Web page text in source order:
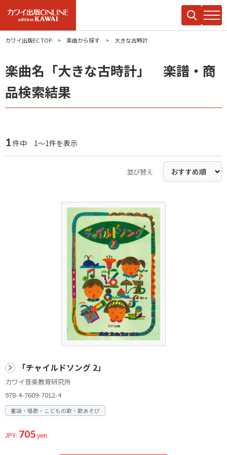
カワイ出版EC TOP 楽曲から探す 大きな古時計
楽曲名「大きな古時計」 楽譜・商
品検索結果
1 件中 1～1件を表示
並び替え
「チャイルドソング 2」
カワイ音楽教育研究所
978-4-7609-7012-4
童謡・唱歌・こどもの歌・歌あそび
JPY: 705yen